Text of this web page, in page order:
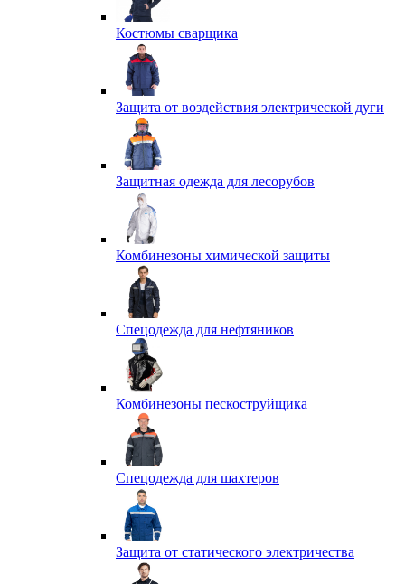
Костюмы сварщика
Защита от воздействия электрической дуги
Защитная одежда для лесорубов
Комбинезоны химической защиты
Спецодежда для нефтяников
Комбинезоны пескоструйщика
Спецодежда для шахтеров
Защита от статического электричества